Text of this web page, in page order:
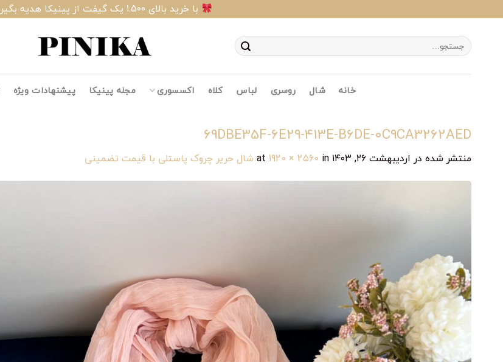
to
content
با خرید بالای 1.500 یک گیفت از پینیکا هدیه بگیرید
جستجو
برای:
خانه شال روسری لباس کلاه اکسسوری مجله پینیکا پیشنهادات ویژه
69DBE35F-6E29-413E-B6DE-0C9CA3262AED
منتشر شده در اردیبهشت ۲۶, ۱۴۰۳ 1920 × 2560 in شال حریر چروک پاستلی با قیمت تضمینی